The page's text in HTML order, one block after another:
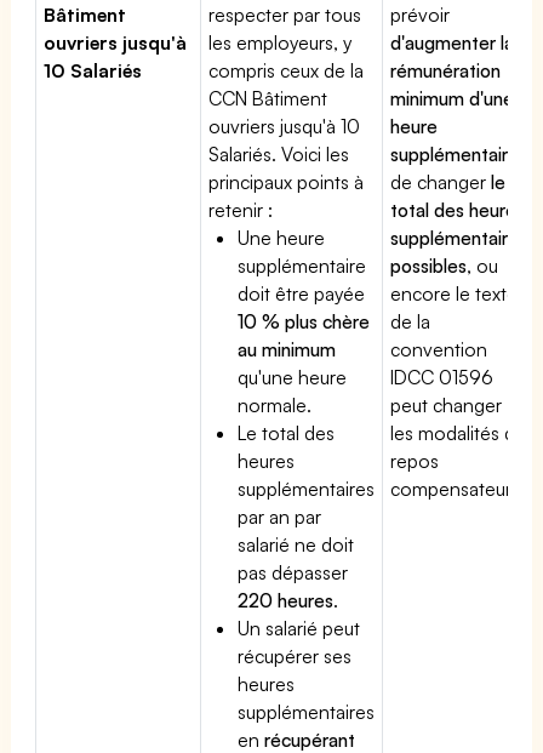
Bâtiment
ouvriers jusqu'à
10 Salariés
respecter par tous
les employeurs, y
compris ceux de la
CCN Bâtiment
ouvriers jusqu'à 10
Salariés. Voici les
principaux points à
retenir :
Une heure
supplémentaire
doit être payée
10 % plus chère
au minimum
qu'une heure
normale.
Le total des
heures
supplémentaires
par an par
salarié ne doit
pas dépasser
220 heures.
Un salarié peut
récupérer ses
heures
supplémentaires
enrécupérant
prévoir
d'augmenter la
rémunération
minimum d'une
heure
supplémentaire
de changerle
total des heures
supplémentaires
possibles, ou
encore le texte
de la
convention
IDCC 01596
peut changer
les modalités du
repos
compensateur.